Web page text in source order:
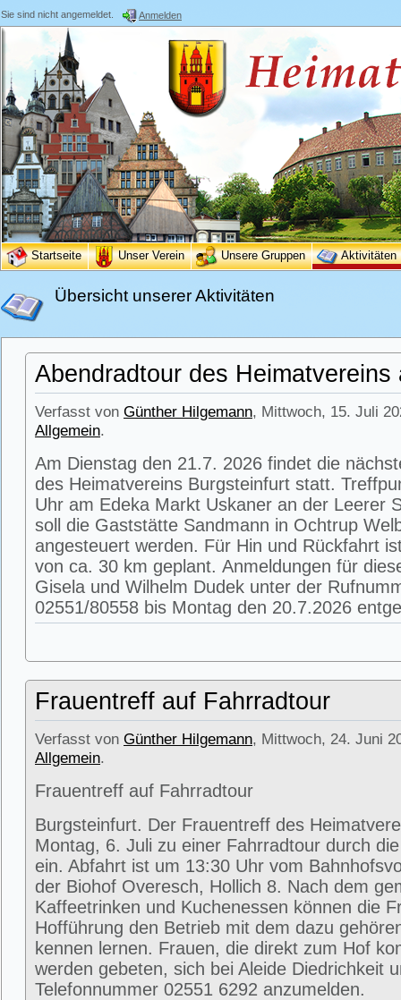
Sie sind nicht angemeldet. Anmelden
Startseite Unser Verein Unsere Gruppen Aktivitäten
Übersicht unserer Aktivitäten
Abendradtour des Heimatvereins
Verfasst von Günther Hilgemann, Mittwoch, 15. Juli
Allgemein.
Am Dienstag den 21.7. 2026 findet die
des Heimatvereins Burgsteinfurt statt.
Uhr am Edeka Markt Uskaner an der Leerer
soll die Gaststätte Sandmann in Ochtrup
angesteuert werden. Für Hin und Rückfahrt
von ca. 30 km geplant. Anmeldungen für
Gisela und Wilhelm Dudek unter der
02551/80558 bis Montag den 20.7.2026
Frauentreff auf Fahrradtour
Verfasst von Günther Hilgemann, Mittwoch, 24. Juni
Allgemein.
Frauentreff auf Fahrradtour
Burgsteinfurt. Der Frauentreff des
Montag, 6. Juli zu einer Fahrradtour durch
ein. Abfahrt ist um 13:30 Uhr vom
der Biohof Overesch, Hollich 8. Nach dem
Kaffeetrinken und Kuchenessen können die
Hofführung den Betrieb mit dem dazu
kennen lernen. Frauen, die direkt zum Hof
werden gebeten, sich bei Aleide Diedrichkeit
Telefonnummer 02551 6292 anzumelden.